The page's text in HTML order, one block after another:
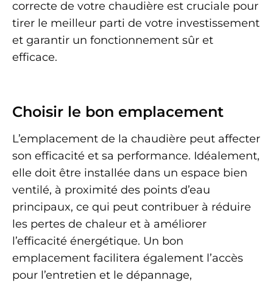
correcte de votre chaudière est cruciale pour
tirer le meilleur parti de votre investissement
et garantir un fonctionnement sûr et
efficace.
Choisir le bon emplacement
L’emplacement de la chaudière peut affecter
son efficacité et sa performance. Idéalement,
elle doit être installée dans un espace bien
ventilé, à proximité des points d’eau
principaux, ce qui peut contribuer à réduire
les pertes de chaleur et à améliorer
l’efficacité énergétique. Un bon
emplacement facilitera également l’accès
pour l’entretien et le dépannage,